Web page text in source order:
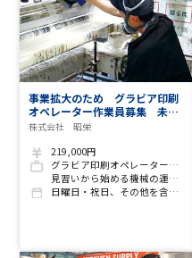
事業拡大のため グラビア印刷
オペレーター作業員募集 未経
験の方大歓迎 まずは見習い
株式会社 昭栄
219,000円
グラビア印刷オペレーター業務
見習いから始める機械の運転・保守管理など
日曜日・祝日、その他を含む月7～9日休み、 お盆・年末年始休暇あり